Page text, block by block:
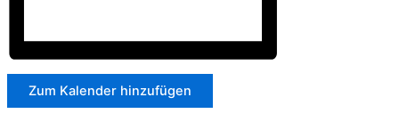
Zum Kalender hinzufügen